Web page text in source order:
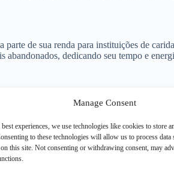
Manage Consent
experiences, we use technologies like cookies to store
to these technologies will allow us to process
this site. Not consenting or withdrawing consent, may
de sua renda para instituições de
dedicando seu tempo e
educação e da exposição a situações que
altruísta pode ser aprimorado através
significativos para a sociedade e